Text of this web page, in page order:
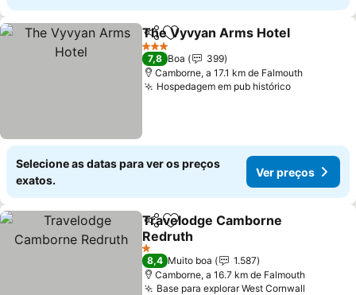
PartilharAdicionar aos favoritos
The Vyvyan Arms Hotel
3 Estrelas
7,8 Boa
399
Camborne, a 17.1 km de Falmouth
Hospedagem em pub históricoVer preços
Selecione as datas para ver os preços
exatos.
Ver preços
PartilharAdicionar aos favoritos
Travelodge Camborne
Redruth
Ver preços
1 Estrelas
8,4 Muito boa
1.587
Camborne, a 16.7 km de Falmouth
Base para explorar West Cornwall